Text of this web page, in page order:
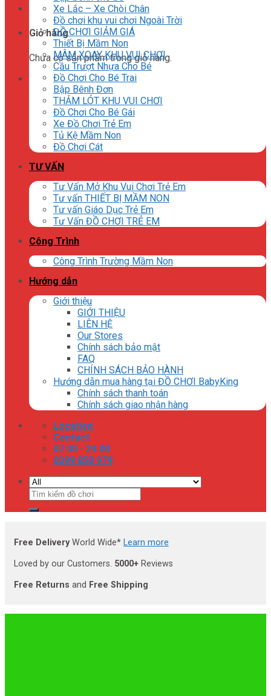
Giỏ hàng
Chưa có sản phẩm trong giỏ hàng.
Xe Lắc – Xe Chòi Chân
Đồ chơi khu vui chơi Ngoài Trời
ĐỒ CHƠI GIẢM GIÁ
Thiết Bị Mầm Non
MÂM XOAY KHU VUI CHƠI
Cầu Trượt Nhựa Cho Bé
Đồ Chơi Cho Bé Trai
Bập Bênh Đơn
THẢM LÓT KHU VUI CHƠI
Đồ Chơi Cho Bé Gái
Xe Đồ Chơi Trẻ Em
Tủ Kệ Mầm Non
Đồ Chơi Cát
TƯ VẤN
Tư Vấn Mở Khu Vui Chơi Trẻ Em
Tư vấn THIẾT BỊ MẦM NON
Tư vấn Giáo Dục Trẻ Em
Tư Vấn ĐỒ CHƠI TRẺ EM
Công Trình
Công Trình Trường Mầm Non
Hướng dẫn
Giới thiệu
GIỚI THIỆU
LIÊN HỆ
Our Stores
Chính sách bảo mật
FAQ
CHÍNH SÁCH BẢO HÀNH
Hướng dẫn mua hàng tại ĐỒ CHƠI BabyKing
Chính sách thanh toán
Chính sách giao nhận hàng
Location
Contact
07:00 - 24:00
0399 858 979
Tìm
kiếm:
Free DeliveryWorld Wide* Learn more
Loved by our Customers. 5000+ Reviews
Free Returns and Free Shipping